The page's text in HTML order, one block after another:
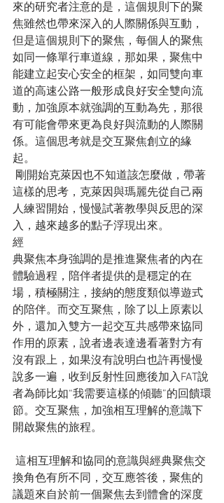
來的研究者注意的是，這個規則下的聚
焦雖然也帶來深入的人際關係與互動，
但是這個規則下的聚焦，每個人的聚焦
如同一條單行車道線，那如果，聚焦中
能建立起安心安全的框架，如同雙向車
道的高速公路一般形成良好安全雙向流
動，加強原本就強調的互動為先，那很
有可能會帶來更為良好與流動的人際關
係。這個思考就是交互聚焦創立的緣
起。
這樣的思考，克萊因與瑪麗先從自己兩
人練習開始，慢慢試著教學與反思的深
入，越來越多的點子浮現出來。
經
典聚焦本身強調的是推進聚焦者的內在
體驗過程，陪伴者提供的是穩定的在
場，積極關注，接納的態度類似導遊式
的陪伴。而交互聚焦，除了以上原素以
外，還加入雙方一起交互共感帶來協同
作用的原素，說者邊表達邊看著對方有
沒有跟上，如果沒有說明白也許再慢慢
說多一遍，收到反射性回應後加入FAT說
者為師比如“我需要這樣的傾聽”的回饋環
節。交互聚焦，加強相互理解的意識下
開啟聚焦的旅程。
換角色有所不同，交互應答後，聚焦的
議題來自於前一個聚焦去到體會的深度